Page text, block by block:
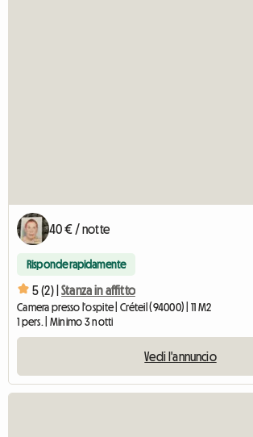
40 € / notte
Risponde rapidamente
5 (2) | Stanza in affitto
Camera presso l'ospite | Créteil (94000) | 11 M2
1 pers. | Minimo 3 notti
Vedi l'annuncio